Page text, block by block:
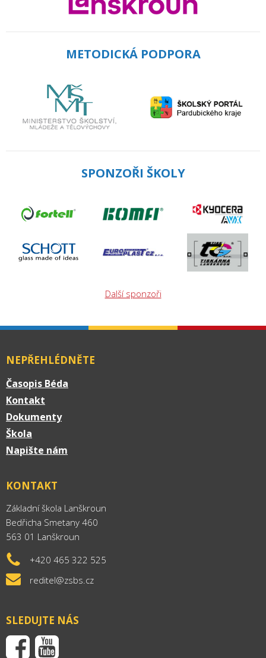
METODICKÁ PODPORA
SPONZOŘI ŠKOLY
Další sponzoři
NEPŘEHLÉDNĚTE
Časopis Béda
Kontakt
Dokumenty
Škola
Napište nám
KONTAKT
Základní škola Lanškroun
Bedřicha Smetany 460
563 01 Lanškroun
+420 465 322 525
reditel@zsbs.cz
SLEDUJTE NÁS